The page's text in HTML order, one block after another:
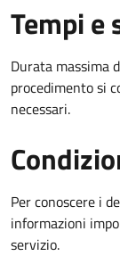
Tempi e
Durata massima
procedimento si
necessari.
Per conoscere i
informazioni
servizio.